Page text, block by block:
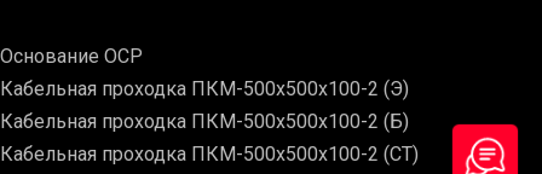
Основание ОСР
Кабельная проходка ПКМ-500х500х100-2 (Э)
Кабельная проходка ПКМ-500х500х100-2 (Б)
Кабельная проходка ПКМ-500х500х100-2 (СТ)